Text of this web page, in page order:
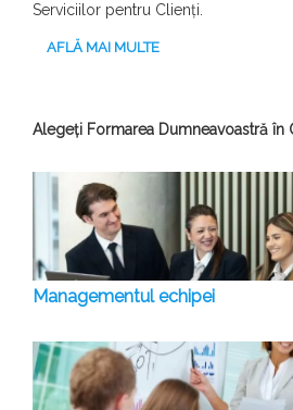
Serviciilor pentru Clienți.
AFLĂ MAI MULTE
Alegeți Formarea Dumneavoastră în
Managementul echipei